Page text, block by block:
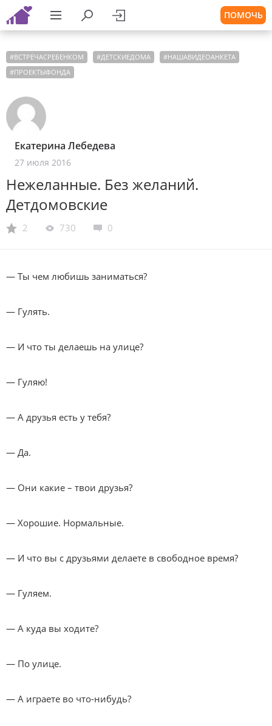
ПОМОЧЬ
#ВСТРЕЧАСРЕБЕНКОМ #ДЕТСКИЕДОМА #НАШАВИДЕОАНКЕТА
#ПРОЕКТЫФОНДА
Екатерина Лебедева
27 июля 2016
Нежеланные. Без желаний.
Детдомовские
2 730 0
— Ты чем любишь заниматься?
— Гулять.
— И что ты делаешь на улице?
— Гуляю!
— А друзья есть у тебя?
— Да.
— Они какие – твои друзья?
— Хорошие. Нормальные.
— И что вы с друзьями делаете в свободное время?
— Гуляем.
— А куда вы ходите?
— По улице.
— А играете во что-нибудь?